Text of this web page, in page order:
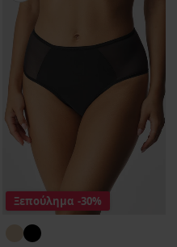
Ξεπούλημα -30%